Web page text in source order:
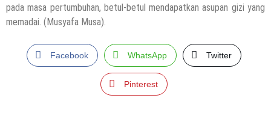
pada masa pertumbuhan, betul-betul mendapatkan asupan gizi yang
memadai. (Musyafa Musa).
Facebook WhatsApp Twitter
Pinterest